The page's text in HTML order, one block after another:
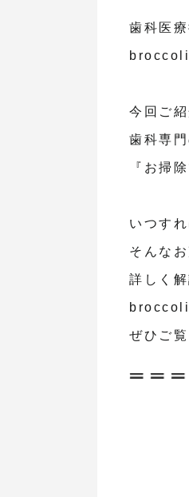
歯科医
broccoli
今回ご紹
歯科専
『お掃
いつす
そんな
詳しく
broccoli
ぜひご